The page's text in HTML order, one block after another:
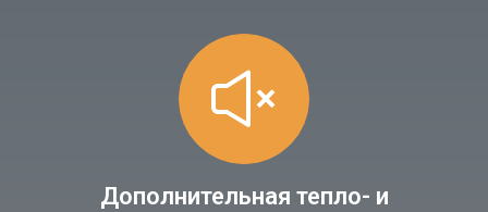
Дополнительная тепло- и